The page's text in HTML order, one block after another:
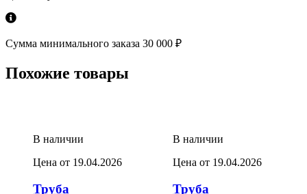
Сумма минимального заказа 30 000 ₽
Похожие товары
В наличии
Цена от 19.04.2026
Труба
В наличии
Цена от 19.04.2026
Труба